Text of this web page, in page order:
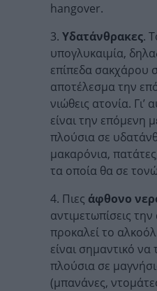
hangover.
3. Υδατάνθρακες.
υπογλυκαιμία,
επίπεδα σακχάρου
αποτέλεσμα την
νιώθεις ατονία.
είναι την επόμενη
πλούσια σε
μακαρόνια,
τα οποία θα σε
4. Πιες άφθονο
αντιμετωπίσεις
προκαλεί το
είναι σημαντικό
πλούσια σε
(μπανάνες,